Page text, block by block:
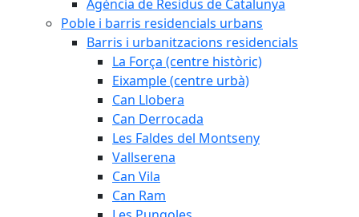
Agència de Residus de Catalunya
Poble i barris residencials urbans
Barris i urbanitzacions residencials
La Força (centre històric)
Eixample (centre urbà)
Can Llobera
Can Derrocada
Les Faldes del Montseny
Vallserena
Can Vila
Can Ram